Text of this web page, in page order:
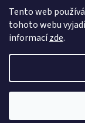
Tento web
tohoto webu
informacízde.
17.10.2020
Copyright 2026